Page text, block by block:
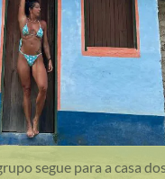
segue para a casa